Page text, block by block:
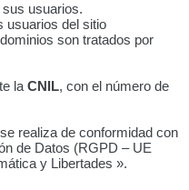
usuarios.
usuarios del sitio
son tratados por
la CNIL, con el número de
realiza de conformidad con
de Datos (RGPD – UE
y Libertades ».